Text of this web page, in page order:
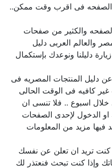
فى اقرب وقت ممكن..
والكثير من صفحات
العربى دليل
دليلنا ونوعدك بإستكمال
المنتجات المصريه فى
كافيه فى الوقت الحالى
اسبوع .. فلا تنسى ان
الدخول لإحدى الصفحات
مزيد من المعلومات
كنت تريد ان تعلن عن نفسك
وإذا كنت تبحث فنعتذر لك